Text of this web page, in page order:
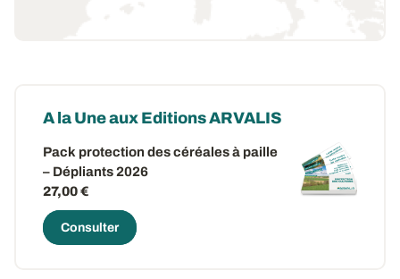
A la Une aux Editions ARVALIS
Pack protection des céréales à paille
– Dépliants 2026
27,00 €
Consulter